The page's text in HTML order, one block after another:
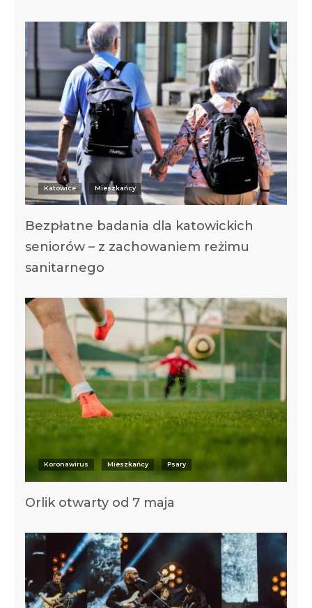
Katowice Mieszkańcy
​Bezpłatne badania dla katowickich
seniorów – z zachowaniem reżimu
sanitarnego
Koronawirus Mieszkańcy Psary
Orlik otwarty od 7 maja